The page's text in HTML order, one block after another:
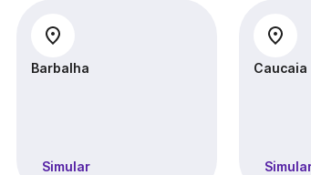
Barbalha
Simular
Caucaia